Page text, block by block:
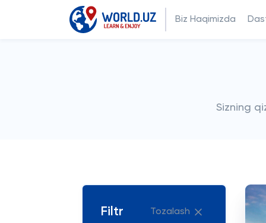
Biz Haqimizda
Sizning
Filtr Tozalash